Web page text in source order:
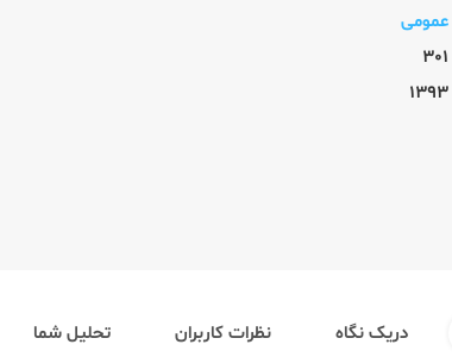
عمومی
301
1393
دریک نگاه نظرات کاربران تحلیل شما